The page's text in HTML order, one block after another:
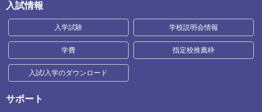
入試情報
入学試験 学校説明会情報
学費 指定校推薦枠
入試/入学のダウンロード
サポート